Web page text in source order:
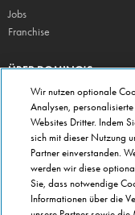
Jobs
Franchise
ÜBER DOMINO'S
Storesuche
Presse
Domino's App
Unternehmen
Geschenkgutscheine
Cookie Einstellungen
Wir nutzen optionale
Analysen,
Websites Dritter. Indem
sich mit dieser Nutzung
Partner einverstanden.
werden wir diese
Sie, dass notwendige
Informationen über die